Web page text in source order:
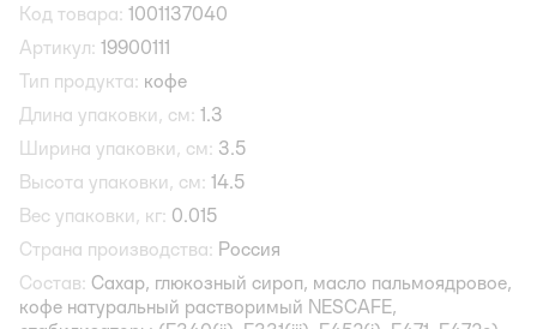
Код товара: 1001137040
Артикул: 19900111
Тип продукта: кофе
Длина упаковки, см: 1.3
Ширина упаковки, см: 3.5
Высота упаковки, см: 14.5
Вес упаковки, кг: 0.015
Страна производства: Россия
Состав: Сахар, глюкозный сироп, масло пальмоядровое,
кофе натуральный растворимый NESCAFE,